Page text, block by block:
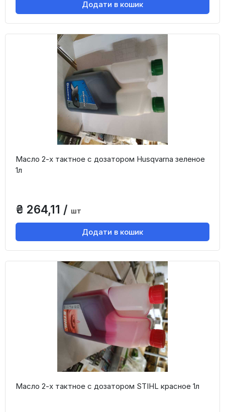
Додати в кошик
Масло 2-х тактное с дозатором Husqvarna зеленое
1л
₴ 264,11 / шт
Додати в кошик
Масло 2-х тактное с дозатором STIHL красное 1л